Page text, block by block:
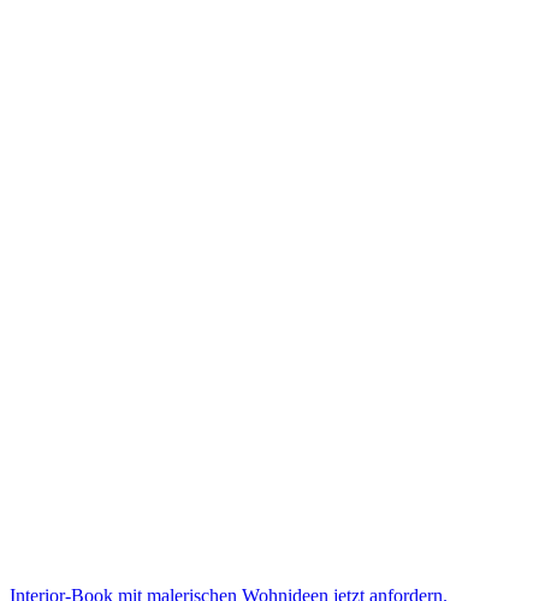
Interior-Book mit malerischen Wohnideen jetzt anfordern.